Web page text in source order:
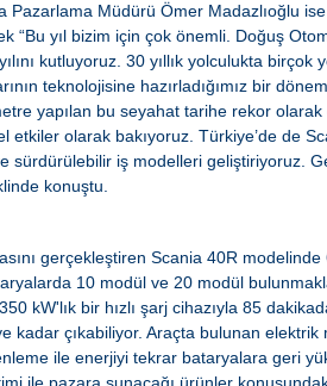
Pazarlama Müdürü Ömer Madazlıoğlu
“Bu yıl bizim için çok önemli. Doğuş
kutluyoruz. 30 yıllık yolculukta
teknolojisine hazırladığımız bir
yapılan bu seyahat tarihe rekor
etkiler olarak bakıyoruz. Türkiye’de de
sürdürülebilir iş modelleri geliştiriyoruz.
konuştu.
gerçekleştiren Scania 40R
10 modül ve 20 modül
kW'lık bir hızlı şarj cihazıyla 85
kadar çıkabiliyor. Araçta bulunan
ile enerjiyi tekrar bataryalara geri